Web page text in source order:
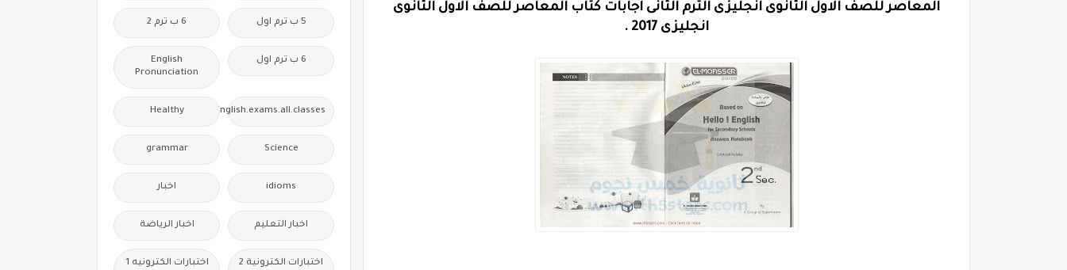
المعاصر للصف الاول الثانوى انجليزى الترم الثانى اجابات كتاب المعاصر للصف الاول الثانوى
انجليزى 2017 .
5 ب ترم اول 6 ب ترم 2
6 ب ترم اول
English
Pronunciation
Free.English.exams.all.classes
Healthy
Science
grammar
idioms اخبار
اخبار التعليم اخبار الرياضة
اختبارات الكترونية 2
اختبارات الكترونيه 1